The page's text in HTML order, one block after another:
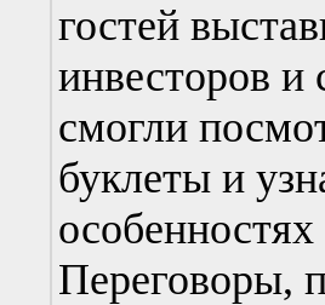
гостей
инвесторов
смогли
буклеты и
Переговоры,